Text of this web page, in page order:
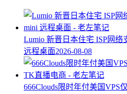
Lumio 新晋日本住宅 ISP网络
远程桌面2026-08-08
666Clouds限时年付美国VPS